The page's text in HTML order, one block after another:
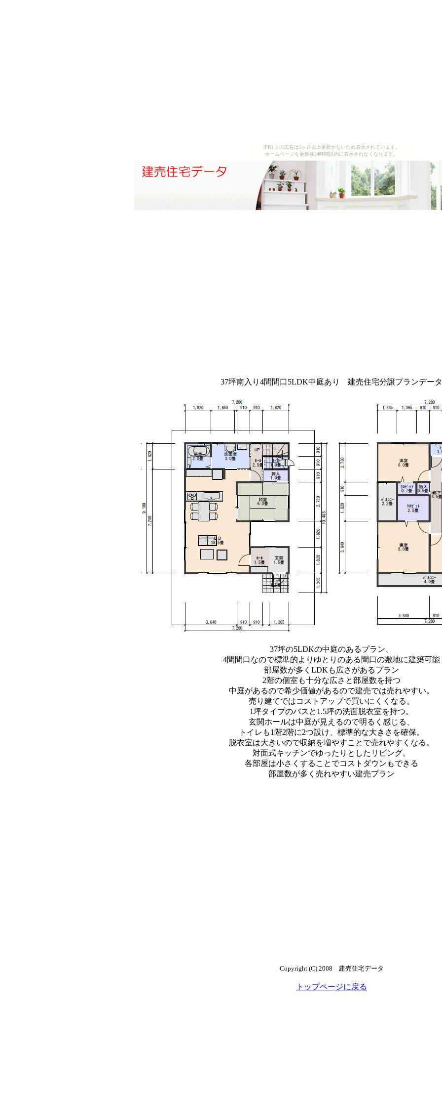
[PR] この広告は3ヶ月以上更新がないため表示されています。
ホームページを更新後24時間以内に表示されなくなります。
37坪南入り4間間口5LDK中庭あり 建売住宅分譲プランデータ
37坪の5LDKの中庭のあるプラン、
4間間口なので標準的よりゆとりのある間口の敷地に建築可能
部屋数が多くLDKも広さがあるプラン
2階の個室も十分な広さと部屋数を持つ
中庭があるので希少価値があるので建売では売れやすい。
売り建てではコストアップで買いにくくなる。
1坪タイプのバスと1.5坪の洗面脱衣室を持つ。
玄関ホールは中庭が見えるので明るく感じる、
トイレも1階2階に2つ設け、標準的な大きさを確保。
脱衣室は大きいので収納を増やすことで売れやすくなる。
対面式キッチンでゆったりとしたリビング。
各部屋は小さくすることでコストダウンもできる
部屋数が多く売れやすい建売プラン
Copyright (C) 2008 建売住宅データ
トップページに戻る